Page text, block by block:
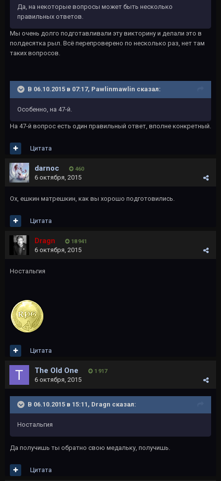
Да, на некоторые вопросы может быть несколько
правильных ответов.
Мы очень долго подготавливали эту викторину и делали это в
полдесятка рыл. Всё перепроверено по несколько раз, нет там
таких вопросов.
В 06.10.2015 в 07:17, Pawlinmawlin сказал:
Особенно, на 47-й.
На 47-й вопрос есть один правильный ответ, вполне конкретный.
Цитата
darnoc 460
6 октября, 2015
Ох, ешкин матрешкин, как вы хорошо подготовились.
Цитата
Dragn 18 941
6 октября, 2015
Ностальгия
Цитата
The Old One 1 917
6 октября, 2015
В 06.10.2015 в 15:11, Dragn сказал:
Ностальгия
Да получишь ты обратно свою медальку, получишь.
Цитата